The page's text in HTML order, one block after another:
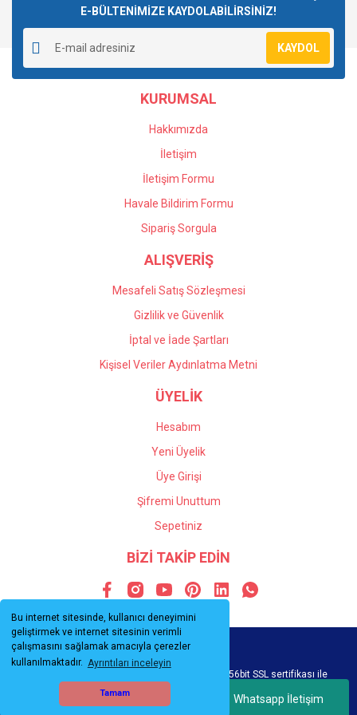
Bu internet sitesinde, kullanıcı deneyimini
geliştirmek ve internet sitesinin verimli
çalışmasını sağlamak amacıyla çerezler
kullanılmaktadır. Ayrıntıları inceleyin
Tamam Whatsapp İletişim
Yorum Yaz
Soru Sor
Ürün resmi kalitesiz, bozuk veya görüntülenemiyor.
Ürün açıklamasında eksik bilgiler bulunuyor.
Ürün bilgilerinde hatalar bulunuyor.
Ürün fiyatı diğer sitelerden daha pahalı.
Gönder
E-BÜLTENİMİZE KAYDOLABİLİRSİNİZ!
KAYDOL
KURUMSAL
Hakkımızda
İletişim
İletişim Formu
Havale Bildirim Formu
Sipariş Sorgula
ALIŞVERİŞ
Mesafeli Satış Sözleşmesi
Gizlilik ve Güvenlik
İptal ve İade Şartları
Kişisel Veriler Aydınlatma Metni
ÜYELİK
Hesabım
Yeni Üyelik
Üye Girişi
Şifremi Unuttum
Sepetiniz
BİZİ TAKİP EDİN
© Tüm hakları saklıdır. Kredi kartı bilgileriniz 256bit SSL sertifikası ile